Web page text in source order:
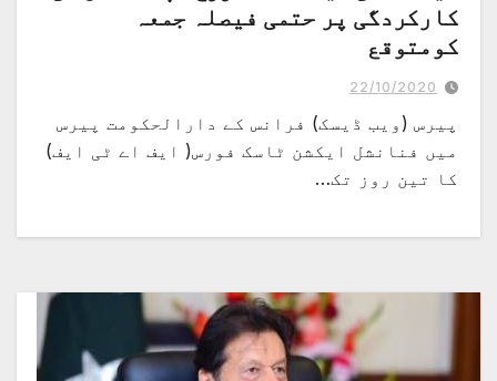
کارکردگی پر حتمی فیصلہ جمعہ
کومتوقع
22/10/2020
پیرس (ویب ڈیسک) فرانس کے دارالحکومت پیرس
میں فنانشل ایکشن ٹاسک فورس( ایف اے ٹی ایف)
کا تین روز تک…